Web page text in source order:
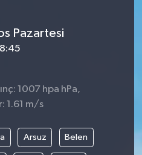
Pazartesi
1007 hpa hPa,
1.61 m/s
Arsuz Belen